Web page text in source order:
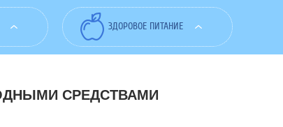
ЗДОРОВОЕ ПИТАНИЕ
СРЕДСТВАМИ